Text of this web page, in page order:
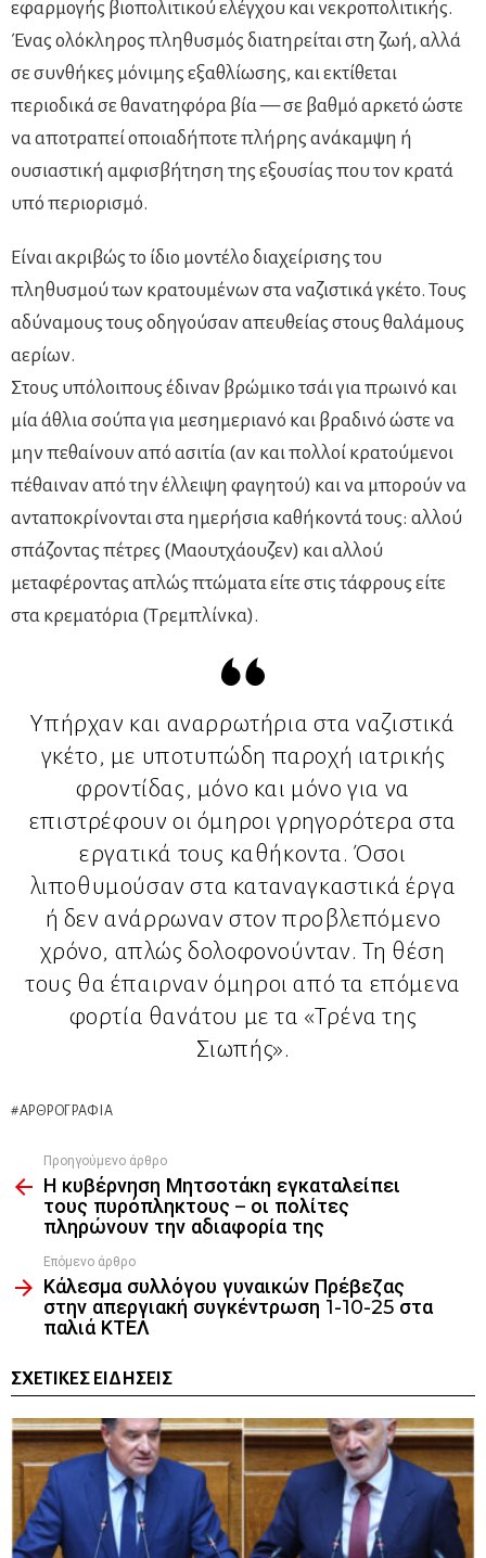
εφαρμογής βιοπολιτικού ελέγχου και νεκροπολιτικής.
Ένας ολόκληρος πληθυσμός διατηρείται στη ζωή, αλλά
σε συνθήκες μόνιμης εξαθλίωσης, και εκτίθεται
περιοδικά σε θανατηφόρα βία — σε βαθμό αρκετό ώστε
να αποτραπεί οποιαδήποτε πλήρης ανάκαμψη ή
ουσιαστική αμφισβήτηση της εξουσίας που τον κρατά
υπό περιορισμό.
Είναι ακριβώς το ίδιο μοντέλο διαχείρισης του
πληθυσμού των κρατουμένων στα ναζιστικά γκέτο. Τους
αδύναμους τους οδηγούσαν απευθείας στους θαλάμους
αερίων.
Στους υπόλοιπους έδιναν βρώμικο τσάι για πρωινό και
μία άθλια σούπα για μεσημεριανό και βραδινό ώστε να
μην πεθαίνουν από ασιτία (αν και πολλοί κρατούμενοι
πέθαιναν από την έλλειψη φαγητού) και να μπορούν να
ανταποκρίνονται στα ημερήσια καθήκοντά τους: αλλού
σπάζοντας πέτρες (Μαουτχάουζεν) και αλλού
μεταφέροντας απλώς πτώματα είτε στις τάφρους είτε
στα κρεματόρια (Τρεμπλίνκα).
Υπήρχαν και αναρρωτήρια στα ναζιστικά
γκέτο, με υποτυπώδη παροχή ιατρικής
φροντίδας, μόνο και μόνο για να
επιστρέφουν οι όμηροι γρηγορότερα στα
εργατικά τους καθήκοντα. Όσοι
λιποθυμούσαν στα καταναγκαστικά έργα
ή δεν ανάρρωναν στον προβλεπόμενο
χρόνο, απλώς δολοφονούνταν. Τη θέση
τους θα έπαιρναν όμηροι από τα επόμενα
φορτία θανάτου με τα «Τρένα της
Σιωπής».
ΑΡΘΡΟΓΡΑΦΊΑ
more
Προηγούμενο άρθρο
Η κυβέρνηση Μητσοτάκη εγκαταλείπει
τους πυρόπληκτους – οι πολίτες
πληρώνουν την αδιαφορία της
Επόμενο άρθρο
Κάλεσμα συλλόγου γυναικών Πρέβεζας
στην απεργιακή συγκέντρωση 1-10-25 στα
παλιά ΚΤΕΛ
ΣΧΕΤΙΚΈΣ ΕΙΔΉΣΕΙΣ